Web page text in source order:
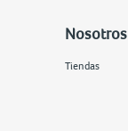
Nosotros
Tiendas